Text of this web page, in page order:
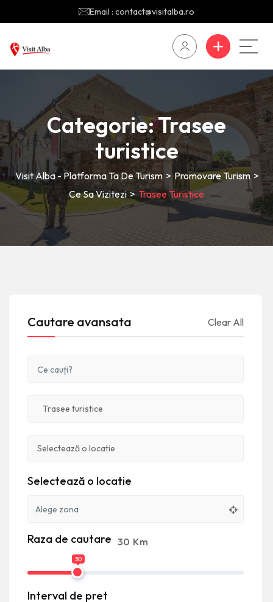
Email : contact@visitalba.ro
Categorie:Trasee
turistice
Visit Alba - Platforma Ta De Turism >Promovare Turism >
Ce Sa Vizitezi> Trasee Turistice
Cautare avansata Clear All
Selectează o locatie
Raza de cautare 30 Km
30
Interval de pret